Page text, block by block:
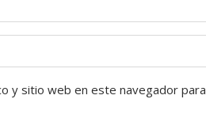
y sitio web en este navegador